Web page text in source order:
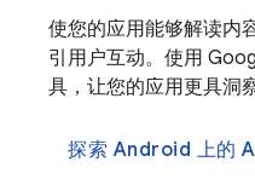
使您的应用能够解读内
引用户互动。使用
具，让您的应用更具洞
探索 Android 上的